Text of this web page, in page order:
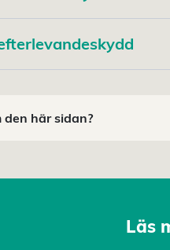
här sidan?
Läs